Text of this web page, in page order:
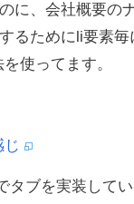
に、会社概要の
るためにli要素
使ってます。
タブを実装して